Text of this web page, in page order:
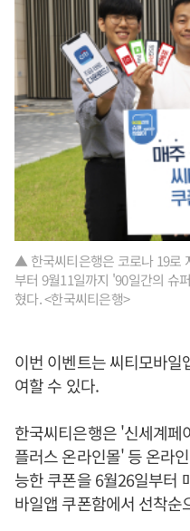
▲ 한국씨티은행은 코로나 19로
부터 9월11일까지 '90일간의 슈
혔다. <한국씨티은행>
이번 이벤트는 씨티모바
여할 수 있다.
한국씨티은행은 '신세계
플러스 온라인몰' 등 온라
능한 쿠폰을 6월26일부터
바일앱 쿠폰함에서 선착순